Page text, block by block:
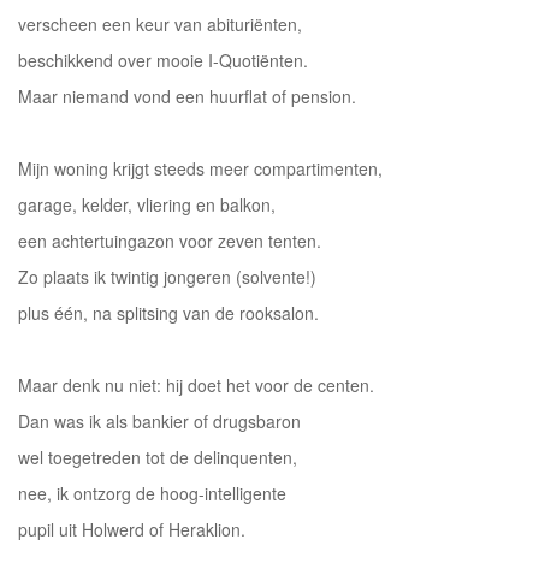
verscheen een keur van abituriënten,
beschikkend over mooie I-Quotiënten.
Maar niemand vond een huurflat of pension.
Mijn woning krijgt steeds meer compartimenten,
garage, kelder, vliering en balkon,
een achtertuingazon voor zeven tenten.
Zo plaats ik twintig jongeren (solvente!)
plus één, na splitsing van de rooksalon.
Maar denk nu niet: hij doet het voor de centen.
Dan was ik als bankier of drugsbaron
wel toegetreden tot de delinquenten,
nee, ik ontzorg de hoog-intelligente
pupil uit Holwerd of Heraklion.